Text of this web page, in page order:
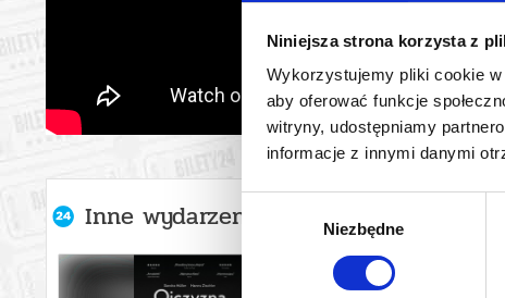
Niniejsza strona korzysta z
Wykorzystujemy pliki cookie
aby oferować funkcje
witryny, udostępniamy
informacje z innymi danymi
Niezbędne
Inne wydarzenia organizatora